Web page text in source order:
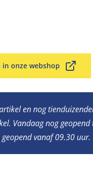
in onze webshop
en nog
Vandaag nog
vanaf 09.30 uur.